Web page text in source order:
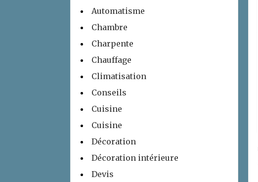
Automatisme
Chambre
Charpente
Chauffage
Climatisation
Conseils
Cuisine
Cuisine
Décoration
Décoration intérieure
Devis